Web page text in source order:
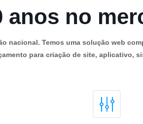
anos no
Temos uma solução web
para criação de site, aplicativo,